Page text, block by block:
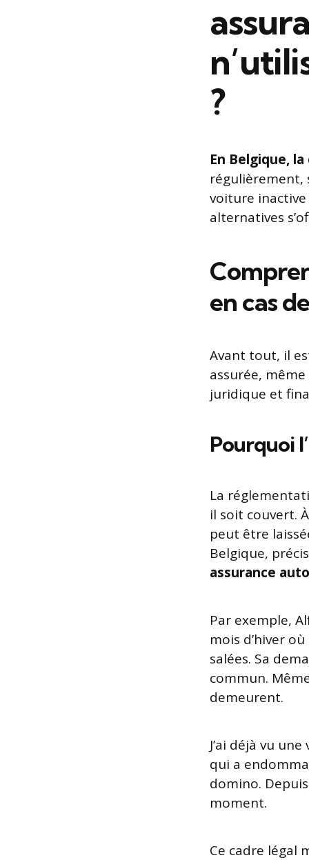
?
En Belgique,
régulièrement,
voiture inactive
alternatives
en cas
Avant tout, il
assurée,
juridique et
Pourquoi
La
il soit couvert.
peut être
Belgique,
assurance auto
Par exemple,
mois d’hiver
salées. Sa
commun.
demeurent.
J’ai déjà vu
qui a
domino.
moment.
Ce cadre légal